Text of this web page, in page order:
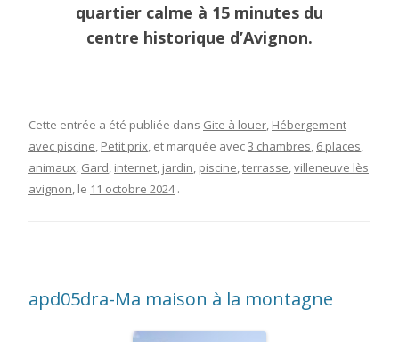
quartier calme à 15 minutes du
centre historique d’Avignon.
Cette entrée a été publiée dans Gite à louer, Hébergement
avec piscine, Petit prix, et marquée avec3 chambres, 6 places,
animaux, Gard, internet, jardin, piscine,terrasse,villeneuve lès
avignon, le 11 octobre 2024 .
apd05dra-Ma maison à la montagne